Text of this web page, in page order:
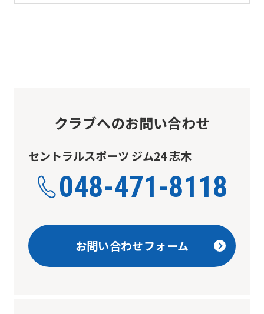
クラブへのお問い合わせ
セントラルスポーツ ジム24 志木
048-471-8118
お問い合わせフォーム
service,
website
be
translated
mechanically,
may
not